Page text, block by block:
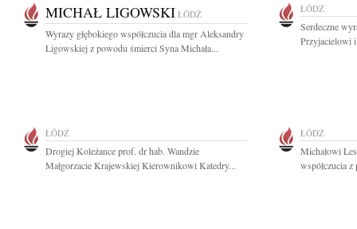
MICHAŁ LIGOWSKI ŁÓDŹ
Wyrazy głębokiego współczucia dla mgr Aleksandry
Ligowskiej z powodu śmierci Syna Michała...
ŁÓDŹ
Serdeczne
Przyjacielowi
ŁÓDŹ
Drogiej Koleżance prof. dr hab. Wandzie
Małgorzacie Krajewskiej Kierownikowi Katedry...
ŁÓDŹ
Michałowi
współczucia